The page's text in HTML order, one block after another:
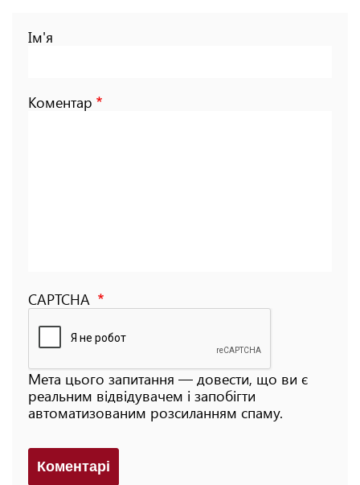
Ім'я
Коментар
CAPTCHA
Мета цього запитання — довести, що ви є
реальним відвідувачем і запобігти
автоматизованим розсиланням спаму.
Коментарi